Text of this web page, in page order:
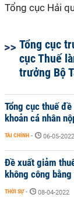
Tổng cục Hải
Tổng cục
cục Thuế
trưởng Bộ
Tổng cục thuế
khoản cá nhân
TÀI CHÍNH - 06-05-2022
Đề xuất giảm
không công
THỜI SỰ - 08-04-2022